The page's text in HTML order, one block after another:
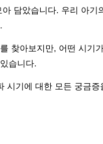
담았습니다. 우리 아기
찾아보지만, 어떤 시기
습니다.
시기에 대한 모든 궁금